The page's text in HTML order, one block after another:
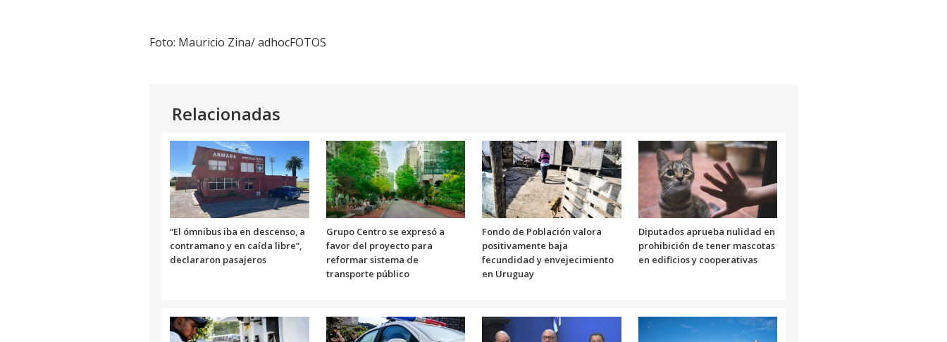
Foto: Mauricio Zina/ adhocFOTOS
Relacionadas
“El ómnibus iba en descenso, a
contramano y en caída libre”,
declararon pasajeros
Grupo Centro se expresó a
favor del proyecto para
reformar sistema de
transporte público
Fondo de Población valora
positivamente baja
fecundidad y envejecimiento
en Uruguay
Diputados aprueba nulidad en
prohibición de tener mascotas
en edificios y cooperativas